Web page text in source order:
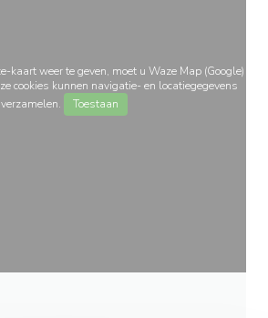
kaart weer te geven, moet u Waze Map (Google)
cookies kunnen navigatie- en locatiegegevens
verzamelen.
Toestaan